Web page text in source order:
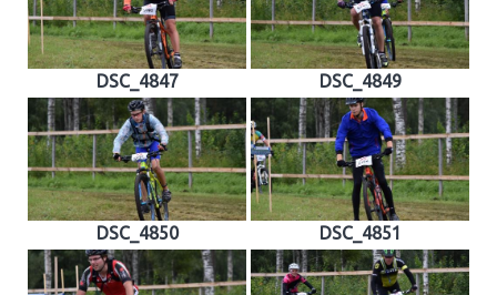
DSC_4847 DSC_4849
DSC_4850 DSC_4851